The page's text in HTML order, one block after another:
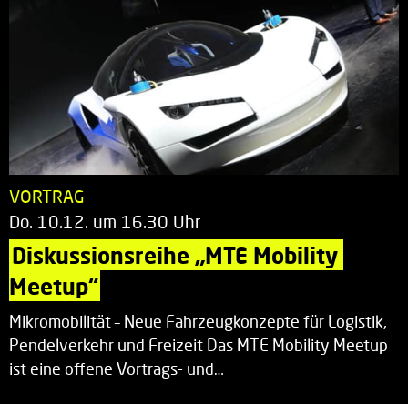
VORTRAG
Do. 10.12. um 16.30 Uhr
Diskussionsreihe „MTE Mobility
Meetup“
Mikromobilität – Neue Fahrzeugkonzepte für Logistik,
Pendelverkehr und Freizeit Das MTE Mobility Meetup
ist eine offene Vortrags- und…